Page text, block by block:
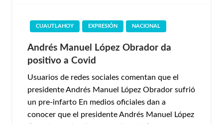
CUAUTLAHOY EXPRESIÓN NACIONAL
Andrés Manuel López Obrador da
positivo a Covid
Usuarios de redes sociales comentan que el
presidente Andrés Manuel López Obrador sufrió
un pre-infarto En medios oficiales dan a
conocer que el presidente Andrés Manuel López